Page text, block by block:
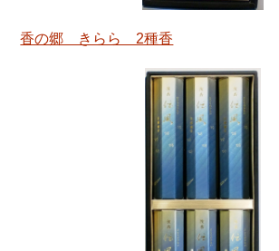
香の郷 きらら 2種香